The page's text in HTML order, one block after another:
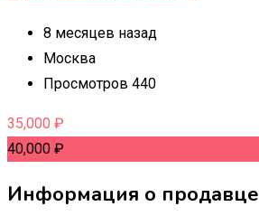
8 месяцев назад
Москва
Просмотров 440
35,000 ₽
40,000 ₽
Информация о продавце